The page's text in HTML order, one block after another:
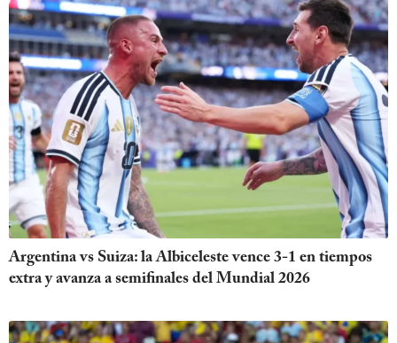
Argentina vs Suiza: la Albiceleste vence 3-1 en tiempos
extra y avanza a semifinales del Mundial 2026